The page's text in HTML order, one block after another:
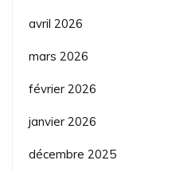
avril 2026
mars 2026
février 2026
janvier 2026
décembre 2025